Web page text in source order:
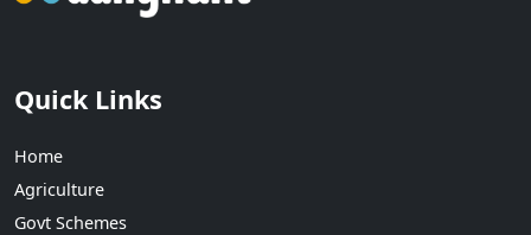
Quick Links
Home
Agriculture
Govt Schemes